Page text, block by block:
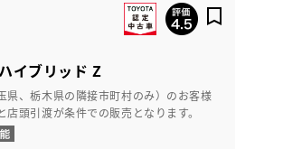
イブリッド Z
県、栃木県の隣接市町村のみ）のお客様
店頭引渡が条件での販売となります。